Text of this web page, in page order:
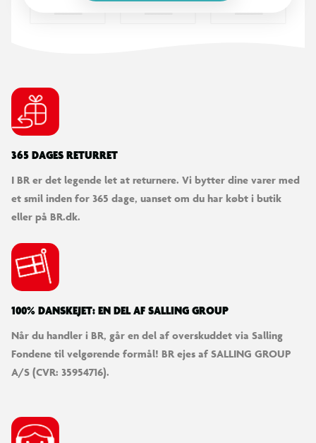
365 DAGES RETURRET
I BR er det legende let at returnere. Vi bytter dine varer med
et smil inden for 365 dage, uanset om du har købt i butik
eller på BR.dk.
100% DANSKEJET: EN DEL AF SALLING GROUP
Når du handler i BR, går en del af overskuddet via Salling
Fondene til velgørende formål! BR ejes af SALLING GROUP
A/S (CVR: 35954716).